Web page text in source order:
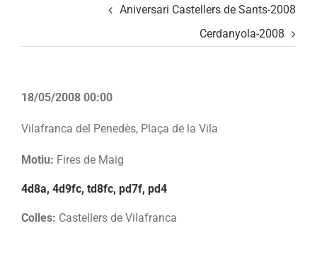
Aniversari Castellers de Sants-2008
Cerdanyola-2008
18/05/2008 00:00
Vilafranca del Penedès, Plaça de la Vila
Motiu: Fires de Maig
4d8a, 4d9fc, td8fc, pd7f, pd4
Colles: Castellers de Vilafranca